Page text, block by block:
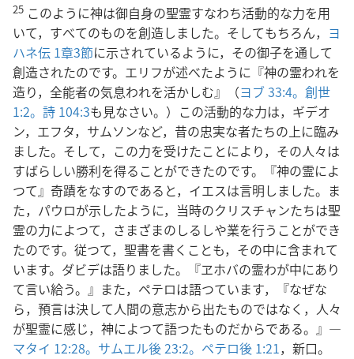
25 このように神は御自身の聖霊すなわち活動的な力を用
いて，すべてのものを創造しました。そしてもちろん， ヨ
ハネ伝 1章3節に示されているように，その御子を通して
創造されたのです。エリフが述べたように『神の霊われを
造り，全能者の気息われを活かしむ』（ヨブ 33:4。 創世
1:2。 詩 104:3も見なさい。）この活動的な力は，ギデオ
ン，エフタ，サムソンなど，昔の忠実な者たちの上に臨み
ました。そして，この力を受けたことにより，その人々は
すばらしい勝利を得ることができたのです。『神の霊によ
つて』奇蹟をなすのであると，イエスは言明しました。ま
た，パウロが示したように，当時のクリスチャンたちは聖
霊の力によつて，さまざまのしるしや業を行うことができ
たのです。従つて，聖書を書くことも，その中に含まれて
います。ダビデは語りました。『ヱホバの霊わが中にあり
て言い給う。』また，ペテロは語つています，『なぜな
ら，預言は決して人間の意志から出たものではなく，人々
が聖霊に感じ，神によつて語つたものだからである。』―
マタイ 12:28。 サムエル後 23:2。 ペテロ後 1:21，新口。